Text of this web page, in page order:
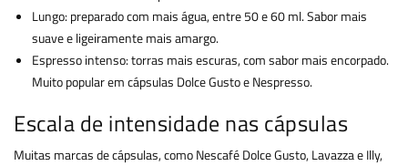
Lungo: preparado com mais água, entre 50 e 60 ml. Sabor mais
suave e ligeiramente mais amargo.
Espresso intenso: torras mais escuras, com sabor mais encorpado.
Muito popular em cápsulas Dolce Gusto e Nespresso.
Escala de intensidade nas cápsulas
Muitas marcas de cápsulas, como Nescafé Dolce Gusto, Lavazza e Illy,